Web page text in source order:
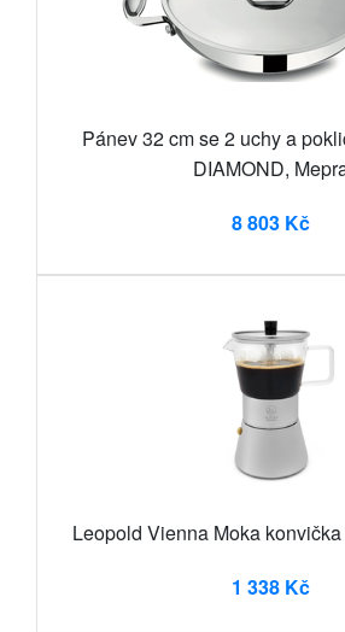
Pánev 32 cm se 2 uchy a
DIAMOND,
8 803 Kč
Leopold Vienna Moka
1 338 Kč